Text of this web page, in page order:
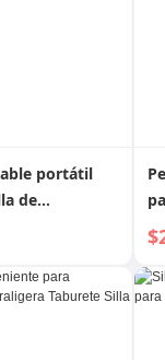
portátil
de
para
para
para el
pequeño de